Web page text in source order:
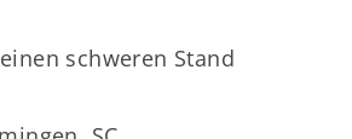
schweren Stand